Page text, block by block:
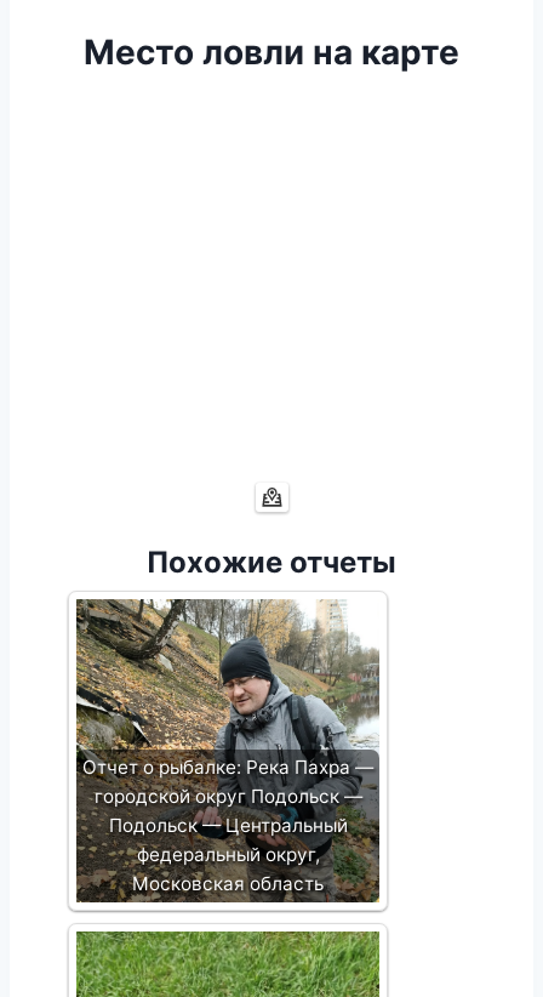
Место ловли на карте
Похожие отчеты
Отчет о рыбалке: Река Пахра —
городской округ Подольск —
Подольск — Центральный
федеральный округ,
Московская область